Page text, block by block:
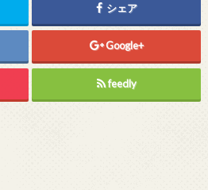
シェア
Google+
feedly